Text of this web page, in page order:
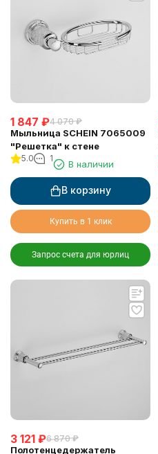
1 847 ₽4 070 ₽
Мыльница SCHEIN 7065009
"Решетка" к стене
5.0 1
В наличии
В корзину
Купить в 1 клик
Запрос счета для юрлиц
3 121 ₽6 870 ₽
Полотенцедержатель